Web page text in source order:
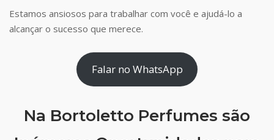
Estamos ansiosos para trabalhar com você e ajudá-lo a
alcançar o sucesso que merece.
Falar no WhatsApp
Na Bortoletto Perfumes são